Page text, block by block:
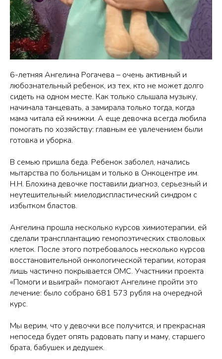
6-летняя Ангелина Рогачева – очень активный и
любознательный ребенок, из тех, кто не может долго
сидеть на одном месте. Как только слышала музыку,
начинала танцевать, а замирала только тогда, когда
мама читала ей книжки. А еще девочка всегда любила
помогать по хозяйству: главным ее увлечением были
готовка и уборка.
В семью пришла беда. Ребенок заболел, начались
мытарства по больницам и только в Онкоцентре им.
Н.Н. Блохина девочке поставили диагноз, серьезный и
неутешительный: миелодиспластический синдром с
избытком бластов.
Ангелина прошла несколько курсов химиотерапии, ей
сделали трансплантацию гемопоэтических стволовых
клеток. После этого потребовалось несколько курсов
восстановительной онкологической терапии, которая
лишь частично покрывается ОМС. Участники проекта
«Помоги и выиграй» помогают Ангелине пройти это
лечение: было собрано 681 573 рубля на очередной
курс.
Мы верим, что у девочки все получится, и прекрасная
непоседа будет опять радовать папу и маму, старшего
брата, бабушек и дедушек.